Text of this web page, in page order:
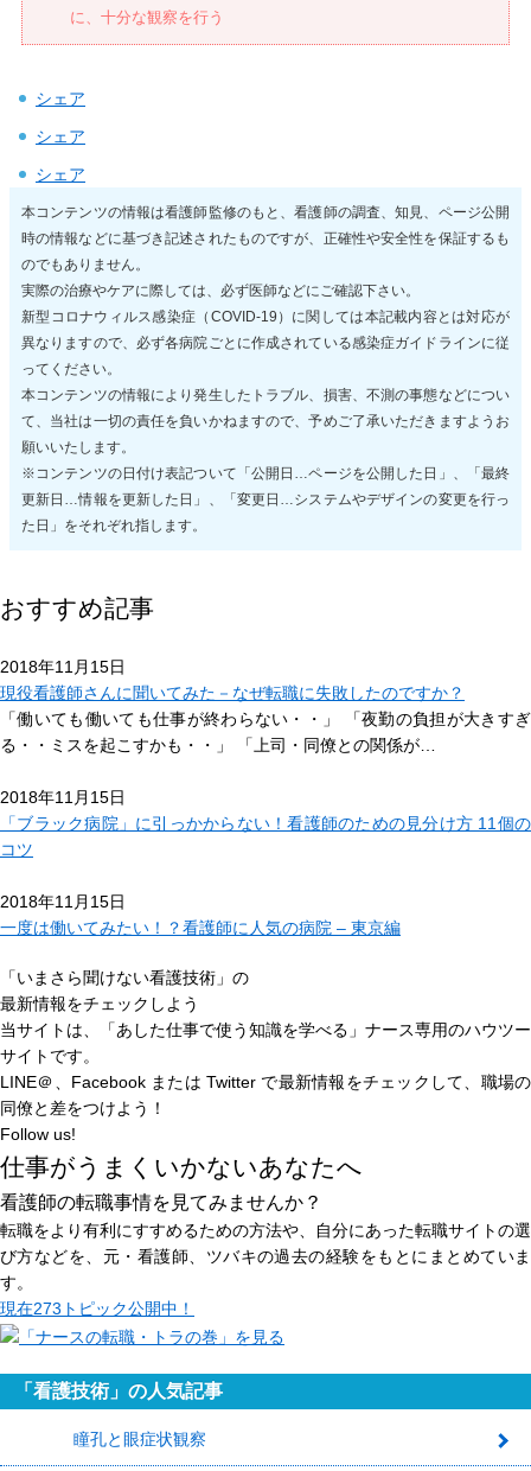
に、十分な観察を行う
シェア
シェア
シェア
本コンテンツの情報は看護師監修のもと、看護師の調査、知見、ページ公開
時の情報などに基づき記述されたものですが、正確性や安全性を保証するも
のでもありません。
実際の治療やケアに際しては、必ず医師などにご確認下さい。
新型コロナウィルス感染症（COVID-19）に関しては本記載内容とは対応が
異なりますので、必ず各病院ごとに作成されている感染症ガイドラインに従
ってください。
本コンテンツの情報により発生したトラブル、損害、不測の事態などについ
て、当社は一切の責任を負いかねますので、予めご了承いただきますようお
願いいたします。
※コンテンツの日付け表記ついて「公開日…ページを公開した日」、「最終
更新日…情報を更新した日」、「変更日…システムやデザインの変更を行っ
た日」をそれぞれ指します。
おすすめ記事
2018年11月15日
現役看護師さんに聞いてみた－なぜ転職に失敗したのですか？
「働いても働いても仕事が終わらない・・」 「夜勤の負担が大きすぎ
る・・ミスを起こすかも・・」 「上司・同僚との関係が…
2018年11月15日
「ブラック病院」に引っかからない！看護師のための見分け方 11個の
コツ
2018年11月15日
一度は働いてみたい！？看護師に人気の病院 – 東京編
「いまさら聞けない看護技術」の
最新情報をチェックしよう
当サイトは、
「あした仕事で使う知識を学べる」 ナース専用のハウツー
サイトです。
LINE＠、Facebook または Twitter で最新情報をチェックして、職場の
同僚と差をつけよう！
Follow us!
仕事がうまくいかないあなたへ
看護師の転職事情を見てみませんか？
転職をより有利にすすめるための方法や、自分にあった転職サイトの選
び方などを、元・看護師、ツバキの過去の経験をもとにまとめていま
す。
現在273トピック公開中！
「看護技術」の人気記事
瞳孔と眼症状観察